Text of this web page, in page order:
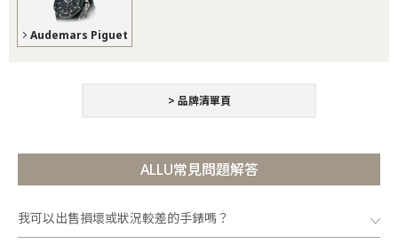
Audemars Piguet
> 品牌清單頁
ALLU常見問題解答
我可以出售損壞或狀況較差的手錶嗎？